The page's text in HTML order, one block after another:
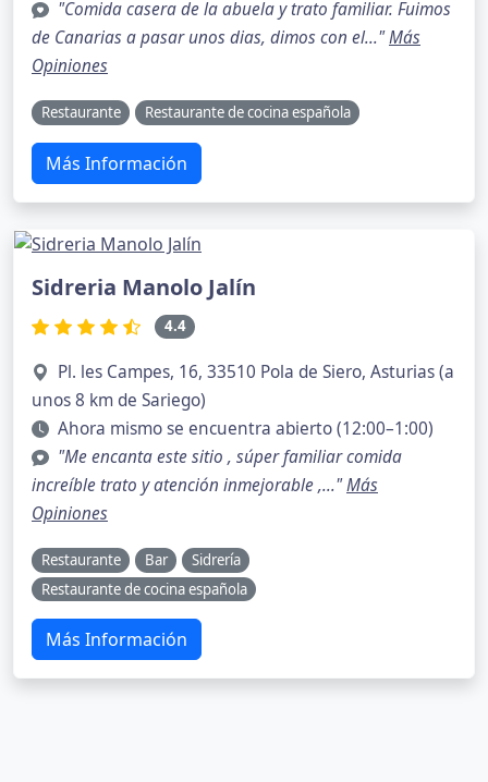
"Comida casera de la abuela y trato familiar. Fuimos
de Canarias a pasar unos dias, dimos con el..."Más
Opiniones
Restaurante Restaurante de cocina española
Más Información
Sidreria Manolo Jalín
4.4
Pl. les Campes, 16, 33510 Pola de Siero, Asturias (a
unos 8 km de Sariego)
Ahora mismo se encuentra abierto (12:00–1:00)
"Me encanta este sitio , súper familiar comida
increíble trato y atención inmejorable ,..."Más
Opiniones
Restaurante Bar
Sidrería
Restaurante de cocina española
Más Información